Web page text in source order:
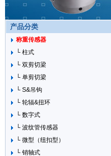
产品分类
称重传感器
└ 柱式
└ 双剪切梁
└ 单剪切梁
└ S&吊钩
└ 轮辐&扭环
└ 数字式
└ 波纹管传感器
└ 微型（纽扣型）
└ 销轴式